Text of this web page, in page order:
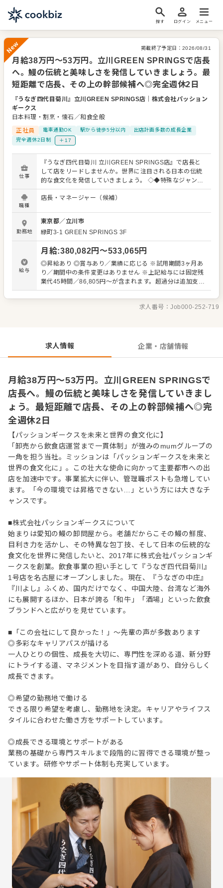
探す ログイン メニュー
New
掲載終了予定日： 2026/08/31
月給38万円～53万円。立川GREEN SPRINGSで店長
へ。鰻の伝統と美味しさを発信していきましょう。最
短距離で店長、その上の幹部候補へ◎完全週休2日
『うなぎ四代目菊川』立川GREEN SPRINGS店
株式会社パッション
ギークス
日本料理・割烹・懐石／和食全般
正社員
電車通勤OK 駅から徒歩5分以内
出店計画多数の成長企業
完全週休2日制
＋17
仕事
『うなぎ四代目菊川 立川GREEN SPRINGS店』で店長と
して店をリードしませんか。世界に注目される日本の伝統
的な食文化を発信していきましょう。 ◇◆特殊なジャンル
であると自負しているからこそ、今までの経験は一切不
問！ 居酒屋などでのチェーン店で店長経験を積んできた方
るチャンスです。トライする姿勢を重視しており努⼒は報
われる社⾵。実際に業態未経験の方で、新店の開業が決ま
った際に積極的に手をあげたことで店長として活躍してい
る方や、過去にはアルバイトから幹部候補に上りつめた方
もいます。 数店舗のマネージャーや新店立ち上げ、オペレ
ーション作りや本部職での人材育成など、あなたの目標を
ぜひ叶えてください □■ 平均年齢35歳！即理想のポジショ
ンもあり！ 入社後は、店舗オペレーションに慣れていただ
などをお任せします。徐々に売上管理や新店舗開業業務な
どもお願いいたします。 お客様に料理をご提供する際な
発信OK。時代の最先端を行く、かっこいい飲食人をめざし
てください。
職種
店長・マネージャー（候補）
勤務地
東京都／ 立川市
緑町3-1 GREEN SPRINGS 3F
給与
月給:380,082円〜533,065円
◎昇給あり ◎賞与あり／業績に応じる ※試用期間3ヶ月あ
り／期間中の条件変更はありません ※上記給与には固定残
業代45時間／86,805円～が含まれます。超過分は追加支給
※首都圏勤務者は地域手当3万円込み
求人番号：Job000-252-719
求人情報 企業・店舗情報
月給38万円～53万円。立川GREEN SPRINGSで
店長へ。鰻の伝統と美味しさを発信していきまし
ょう。最短距離で店長、その上の幹部候補へ◎完
全週休2日
【パッションギークスを未来と世界の食文化に】
「卸売から飲食店運営まで一貫体制」が強みのmumグループの
一角を担う当社。ミッションは「パッションギークスを未来と
世界の食文化に」。この壮大な使命に向かって主要都市への出
店を加速中です。事業拡大に伴い、管理職ポストも急増してい
ます。「今の環境では昇格できない…」という方には大きなチ
ャンスです。
■株式会社パッションギークスについて
始まりは愛知の鰻の卸問屋から。老舗だからこその鰻の鮮度、
目利き力を活かし、その特異な包丁技、そして日本の伝統的な
食文化を世界に発信したいと、2017年に株式会社パッションギ
ークスを創業。飲食事業の担い手として『うなぎ四代目菊川』
1号店を名古屋にオープンしました。現在、『うなぎの中庄』
『川よし』ふくめ、国内だけでなく、中国大陸、台湾など海外
にも展開するほか、日本が誇る「和牛」「酒場」といった飲食
ブランドへと広がりを見せています。
■「この会社にして良かった！」～先輩の声が多数あります
◎多彩なキャリアパスが描ける
一人ひとりの個性、成長を大切に、専門性を深める道、新分野
にトライする道、マネジメントを目指す道があり、自分らしく
成長できます。
◎希望の勤務地で働ける
できる限り希望を考慮し、勤務地を決定。キャリアやライフス
タイルに合わせた働き方をサポートしています。
◎成長できる環境とサポートがある
業務の基礎から専門スキルまで段階的に習得できる環境が整っ
ています。研修やサポート体制も充実しています。